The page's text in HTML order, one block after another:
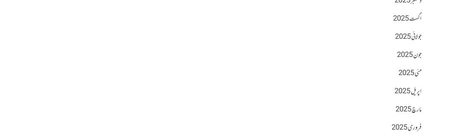
اگست 2025
جولائی 2025
جون 2025
مئی 2025
اپریل 2025
مارچ 2025
فروری 2025